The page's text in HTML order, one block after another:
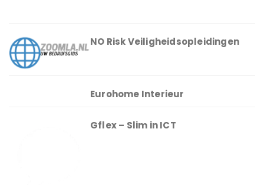
NO Risk Veiligheidsopleidingen
Eurohome Interieur
Gflex – Slim in ICT